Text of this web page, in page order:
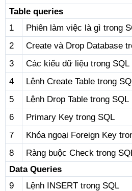
Table queries
1
Phiên làm việc là gì trong
2
Create và Drop Database
3
Các kiểu dữ liệu trong SQL
4
Lệnh Create Table trong
5
Lệnh Drop Table trong SQL
6
Primary Key trong SQL
7
Khóa ngoại Foreign Key
8
Ràng buộc Check trong
Data Queries
9
Lệnh INSERT trong SQL